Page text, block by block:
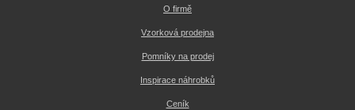
O firmě
Vzorková prodejna
Pomníky na prodej
Inspirace náhrobků
Ceník